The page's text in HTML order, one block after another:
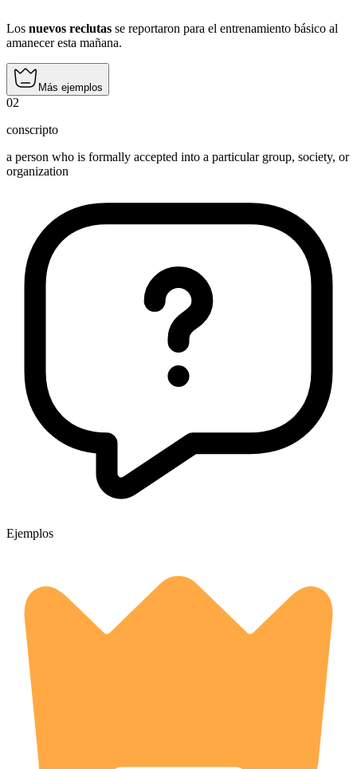
Los nuevos reclutas se reportaron para el entrenamiento básico al
amanecer esta mañana.
Más ejemplos
02
conscripto
a person who is formally accepted into a particular group, society, or
organization
Ejemplos